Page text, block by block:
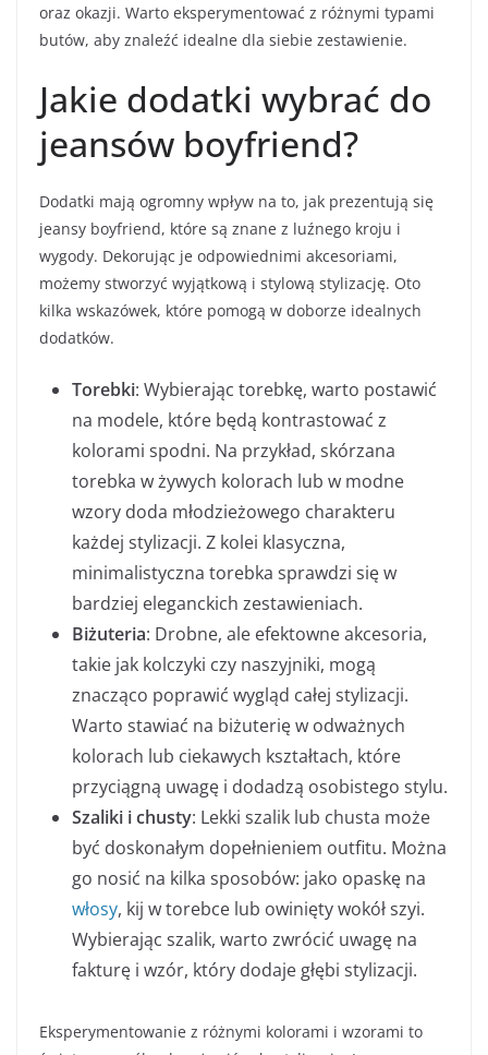
oraz okazji. Warto eksperymentować z różnymi typami
butów, aby znaleźć idealne dla siebie zestawienie.
Jakie dodatki wybrać do
jeansów boyfriend?
Dodatki mają ogromny wpływ na to, jak prezentują się
jeansy boyfriend, które są znane z luźnego kroju i
wygody. Dekorując je odpowiednimi akcesoriami,
możemy stworzyć wyjątkową i stylową stylizację. Oto
kilka wskazówek, które pomogą w doborze idealnych
dodatków.
Torebki: Wybierając torebkę, warto postawić
na modele, które będą kontrastować z
kolorami spodni. Na przykład, skórzana
torebka w żywych kolorach lub w modne
wzory doda młodzieżowego charakteru
każdej stylizacji. Z kolei klasyczna,
minimalistyczna torebka sprawdzi się w
bardziej eleganckich zestawieniach.
Biżuteria: Drobne, ale efektowne akcesoria,
takie jak kolczyki czy naszyjniki, mogą
znacząco poprawić wygląd całej stylizacji.
Warto stawiać na biżuterię w odważnych
kolorach lub ciekawych kształtach, które
przyciągną uwagę i dodadzą osobistego stylu.
Szaliki i chusty: Lekki szalik lub chusta może
być doskonałym dopełnieniem outfitu. Można
go nosić na kilka sposobów: jako opaskę na
włosy, kij w torebce lub owinięty wokół szyi.
Wybierając szalik, warto zwrócić uwagę na
fakturę i wzór, który dodaje głębi stylizacji.
Eksperymentowanie z różnymi kolorami i wzorami to